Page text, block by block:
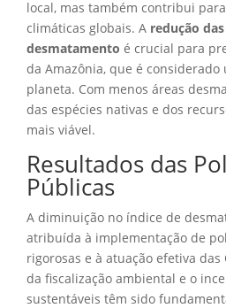
local, mas também contribui
climáticas globais. A redução
desmatamento é crucial para
da Amazônia, que é
planeta. Com menos áreas
das espécies nativas e dos
mais viável.
Resultados das
Públicas
A diminuição no índice de
atribuída à implementação de
rigorosas e à atuação efetiva
da fiscalização ambiental e o
sustentáveis têm sido